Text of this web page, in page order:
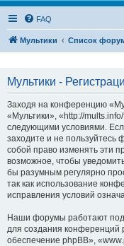
FAQ
Мультики Список
Мультики -
Заходя на конференцию
«Мультики», «http://
следующими условиями.
заходите и не
собой право изменять эти
возможное, чтобы
бы разумным регулярно
так как использование
исправления условий
Наши форумы работают под
для создания конференций
обеспечение phpBB»,